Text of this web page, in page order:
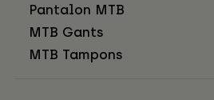
Pantalon MTB
MTB Gants
MTB Tampons